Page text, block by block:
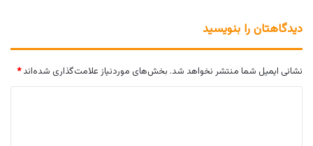
دیدگاهتان را بنویسید
نشانی ایمیل شما منتشر نخواهد شد. بخش‌های موردنیاز علامت‌گذاری شده‌اند*